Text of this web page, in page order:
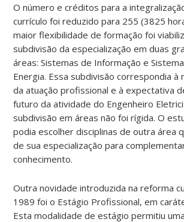
O número e créditos para a
currículo foi reduzido para 255 (3825
maior flexibilidade de formação foi
subdivisão da especialização em duas
áreas: Sistemas de Informação e
Energia. Essa subdivisão correspondia à
da atuação profissional e à expectativa
futuro da atividade do Engenheiro
subdivisão em áreas não foi rígida. O
podia escolher disciplinas de outra área
de sua especialização para
conhecimento.
Outra novidade introduzida na reforma
1989 foi o Estágio Profissional, em
Esta modalidade de estágio permitiu uma